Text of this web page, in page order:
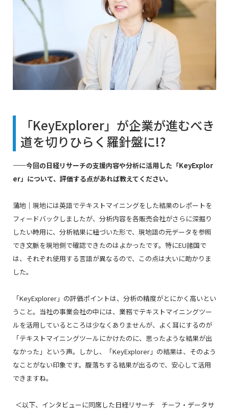
「KeyExplorer」が企業が進むべき
道を切りひらく羅針盤に!?
――今回の日経リサーチの支援内容や分析に活用した「KeyExplor
er」について、評価する点があれば教えてください。
蒲地｜現地には英語でテキストマイニングをした結果のレポートを
フィードバックしましたが、分析内容を各販売会社がさらに深掘り
したい時用に、分析結果に紐づいた形で、現地語の元データを参照
でき文脈を現地側で確認できたのはよかったです。特にEU諸国で
は、それぞれ使用する言語が異なるので、この点は大いに助かりま
した。
「KeyExplorer 」の評価ポイントは、分析の精度がとにかく高いとい
うこと。当社の事業会社の中には、業務でテキストマイニングツー
ルを活用しているところは少なくありませんが、よく耳にするのが
「テキストマイニングツールにかけたのに、思ったような結果が出
なかった」という声。しかし、「KeyExplorer 」の結果は、そのよう
なことがない印象です。腹落ちする結果が出るので、安心して活用
できますね。
＜以下、インタビューに同席した日経リサーチ チーフ・データサ